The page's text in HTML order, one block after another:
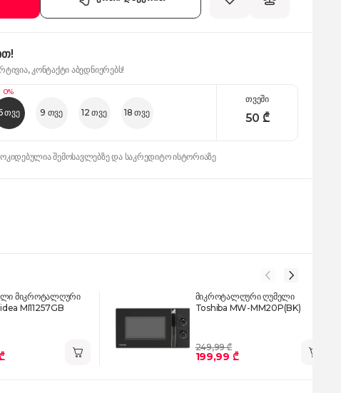
კონტაქტი აბედნიერებს!
0%
თვე 9 თვე 12 თვე 18 თვე
თვეში
50 ₾
შემოსავლებზე და საკრედიტო ისტორიაზე
მიკროტალღური
MI11257GB
მიკროტალღური ღუმელი
Toshiba MW-MM20P(BK)
249,99 ₾
199,99 ₾